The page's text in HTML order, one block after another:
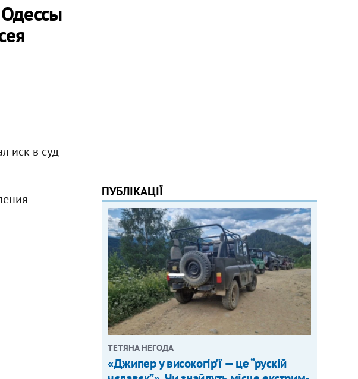
иск в суд
ПУБЛІКАЦІЇ
ТЕТЯНА НЕГОДА
«Джипер у високогір'ї — це “рускій